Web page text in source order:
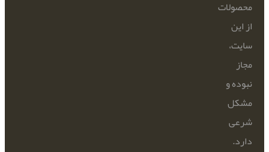
محصولات
از این
سایت،
مجاز
نبوده و
مشکل
شرعی
دارد.